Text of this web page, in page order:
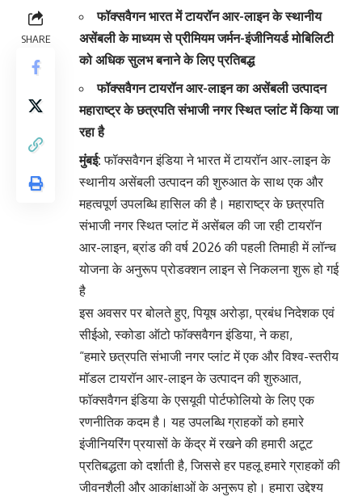
SHARE
फॉक्सवैगन भारत में टायरॉन आर-लाइन के स्थानीय
असेंबली के माध्यम से प्रीमियम जर्मन-इंजीनियर्ड मोबिलिटी
को अधिक सुलभ बनाने के लिए प्रतिबद्ध
फॉक्सवैगन टायरॉन आर-लाइन का असेंबली उत्पादन
महाराष्ट्र के छत्रपति संभाजी नगर स्थित प्लांट में किया जा
रहा है
मुंबई: फॉक्सवैगन इंडिया ने भारत में टायरॉन आर-लाइन के
स्थानीय असेंबली उत्पादन की शुरुआत के साथ एक और
महत्वपूर्ण उपलब्धि हासिल की है। महाराष्ट्र के छत्रपति
संभाजी नगर स्थित प्लांट में असेंबल की जा रही टायरॉन
आर-लाइन, ब्रांड की वर्ष 2026 की पहली तिमाही में लॉन्च
योजना के अनुरूप प्रोडक्शन लाइन से निकलना शुरू हो गई
है
इस अवसर पर बोलते हुए, पियूष अरोड़ा, प्रबंध निदेशक एवं
सीईओ, स्कोडा ऑटो फॉक्सवैगन इंडिया, ने कहा,
“हमारे छत्रपति संभाजी नगर प्लांट में एक और विश्व-स्तरीय
मॉडल टायरॉन आर-लाइन के उत्पादन की शुरुआत,
फॉक्सवैगन इंडिया के एसयूवी पोर्टफोलियो के लिए एक
रणनीतिक कदम है। यह उपलब्धि ग्राहकों को हमारे
इंजीनियरिंग प्रयासों के केंद्र में रखने की हमारी अटूट
प्रतिबद्धता को दर्शाती है, जिससे हर पहलू हमारे ग्राहकों की
जीवनशैली और आकांक्षाओं के अनुरूप हो। हमारा उद्देश्य